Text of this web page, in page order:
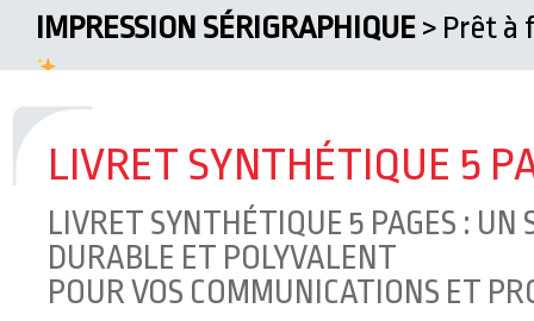
IMPRESSION SÉRIGRAPHIQUE> Prêt à
L'ÉTIQUETTE RACK
l’étiquette RACK !
DEUX MENTIONS SPÉCIALES POUR
CONCOURS ETIQ&PACK 2023 !> C’est
partageons notre joie et fierté
mentions spéciales au concours
LIVRET SYNTHÉTIQUE 5
LIVRET SYNTHÉTIQUE 5 PAGES : UN
DURABLE ET POLYVALENT
POUR VOS COMMUNICATIONS ET